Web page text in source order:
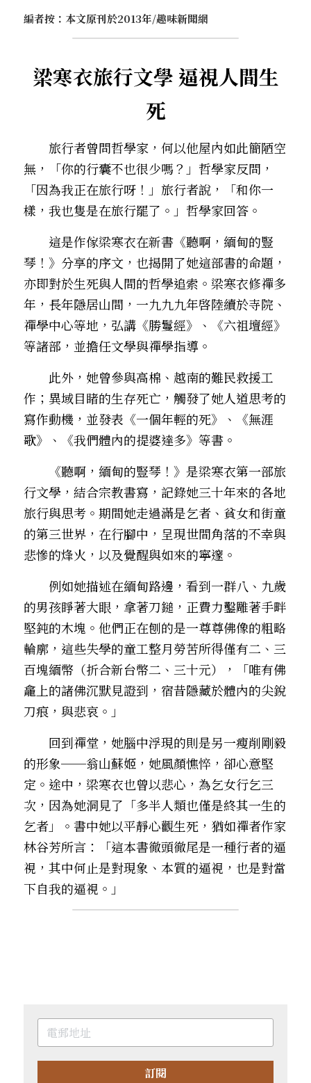
．黃昏之悸
．焚不滅的心
．死生流注
．中古世紀的殉道者
．聽聽，隔山的道人！
編者按：本文原刊於2013年/趣味新聞網
梁寒衣旅行文學 逼視人間生
死
旅行者曾問哲學家，何以他屋內如此簡陋空
無，「你的行囊不也很少嗎？」哲學家反問，
「因為我正在旅行呀！」旅行者說，「和你一
樣，我也隻是在旅行罷了。」哲學家回答。
這是作傢梁寒衣在新書《聽啊，緬甸的豎
琴！》分享的序文，也揭開了她這部書的命題，
亦即對於生死與人間的哲學追索。梁寒衣修禪多
年，長年隱居山間，一九九九年啓陸續於寺院、
禪學中心等地，弘講《勝鬘經》、《六祖壇經》
等諸部，並擔任文學與禪學指導。
此外，她曾參與高棉、越南的難民救援工
作；異域目睹的生存死亡，觸發了她人道思考的
寫作動機，並發表《一個年輕的死》、《無涯
歌》、《我們體內的提婆達多》等書。
《聽啊，緬甸的豎琴！》是梁寒衣第一部旅
行文學，結合宗教書寫，記錄她三十年來的各地
旅行與思考。期間她走過滿是乞者、貧女和街童
的第三世界，在行腳中，呈現世間角落的不幸與
悲慘的烽火，以及覺醒與如來的寧邃。
例如她描述在緬甸路邊，看到一群八、九歲
的男孩睜著大眼，拿著刀鎚，正費力鑿雕著手畔
堅鈍的木塊。他們正在刨的是一尊尊佛像的粗略
輪廓，這些失學的童工整月勞苦所得僅有二、三
百塊緬幣（折合新台幣二、三十元），「唯有佛
龕上的諸佛沉默見證到，宿昔隱藏於體內的尖銳
刀痕，與悲哀。」
回到禪堂，她腦中浮現的則是另一瘦削剛毅
的形象──翁山蘇姬，她風顏憔悴，卻心意堅
定。途中，梁寒衣也曾以悲心，為乞女行乞三
次，因為她洞見了「多半人類也僅是終其一生的
乞者」。書中她以平靜心觀生死，猶如禪者作家
林谷芳所言：「這本書徹頭徹尾是一種行者的逼
視，其中何止是對現象、本質的逼視，也是對當
下自我的逼視。」
訂閱